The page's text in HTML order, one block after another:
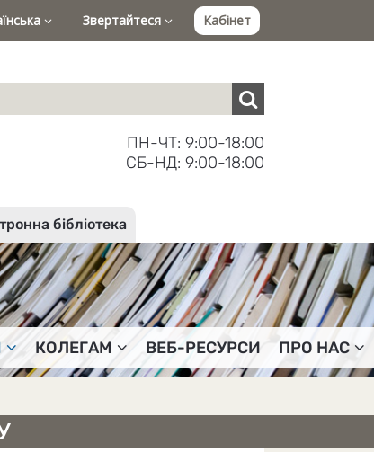
Звертайтеся Кабінет
ПН-ЧТ: 9:00-18:00
СБ-НД: 9:00-18:00
бібліотека
КОЛЕГАМ ВЕБ-РЕСУРСИ ПРО НАС